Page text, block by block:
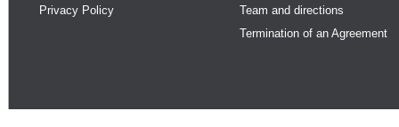
Privacy Policy
Team and directions
Termination of an Agreement